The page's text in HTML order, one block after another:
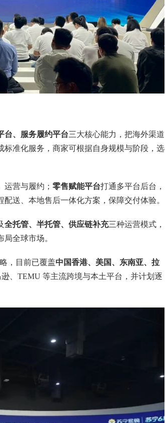
台、服务履约平台三大核心能力，把海外渠道
准化服务，商家可根据自身规模与阶段，选
营与履约； 零售赋能平台打通多平台后台，
送、本地售后一体化方案，保障交付体验。
全托管、半托管、供应链补充三种运营模式，
全球市场。
，目前已覆盖中国香港、美国、东南亚、拉
、TEMU 等主流跨境与本土平台，并计划逐